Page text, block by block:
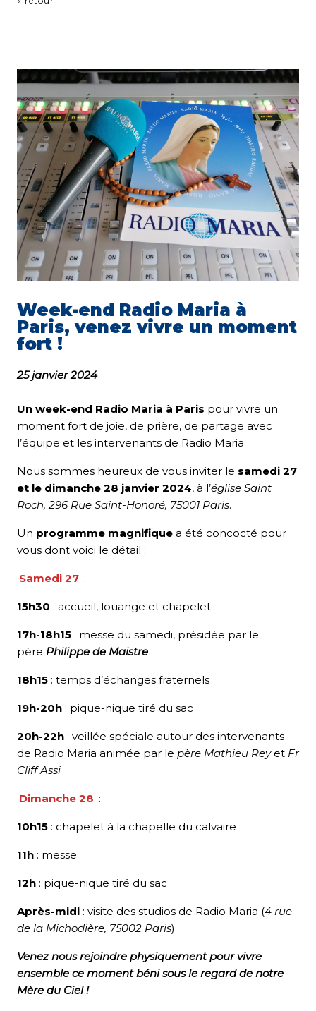
Week-end Radio Maria à
Paris, venez vivre un moment
fort !
25 janvier 2024
Un week-end Radio Maria à Paris pour vivre un
moment fort de joie, de prière, de partage avec
l’équipe et les intervenants de Radio Maria
Nous sommes heureux de vous inviter le samedi 27
et le dimanche 28 janvier 2024, à l’église Saint
Roch, 296 Rue Saint-Honoré, 75001 Paris.
Un programme magnifique a été concocté pour
vous dont voici le détail :
Samedi 27 :
15h30 : accueil, louange et chapelet
17h-18h15 : messe du samedi, présidée par le
père Philippe de Maistre
18h15 : temps d’échanges fraternels
19h-20h : pique-nique tiré du sac
20h-22h : veillée spéciale autour des intervenants
de Radio Maria animée par le père Mathieu Reyet Fr
Cliff Assi
Dimanche 28 :
10h15 : chapelet à la chapelle du calvaire
11h : messe
12h : pique-nique tiré du sac
Après-midi : visite des studios de Radio Maria (4 rue
de la Michodière, 75002 Paris)
Venez nous rejoindre physiquement pour vivre
ensemble ce moment béni sous le regard de notre
Mère du Ciel !